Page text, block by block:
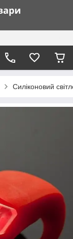
Силіконовий